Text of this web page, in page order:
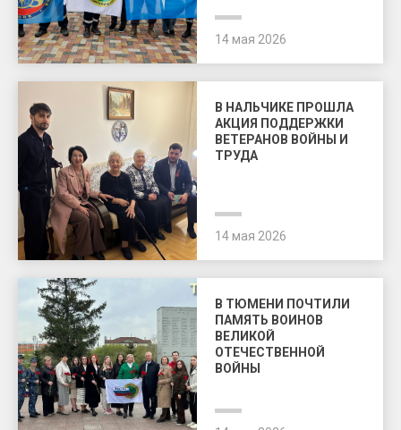
14 мая 2026
В НАЛЬЧИКЕ ПРОШЛА
АКЦИЯ ПОДДЕРЖКИ
ВЕТЕРАНОВ ВОЙНЫ И
ТРУДА
14 мая 2026
В ТЮМЕНИ ПОЧТИЛИ
ПАМЯТЬ ВОИНОВ
ВЕЛИКОЙ
ОТЕЧЕСТВЕННОЙ
ВОЙНЫ